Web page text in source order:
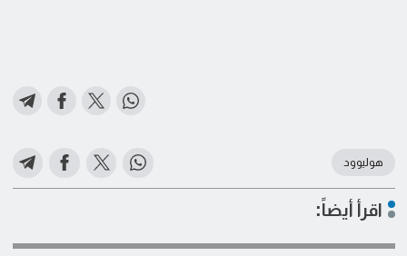
هوليوود
اقرأ أيضاً: